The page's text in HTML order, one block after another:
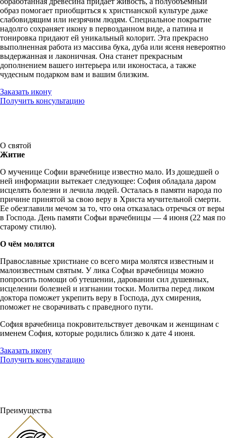
образ помогает приобщиться к христианской культуре даже
слабовидящим или незрячим людям. Специальное покрытие
надолго сохраняет икону в первозданном виде, а патина и
тонировка придают ей уникальный колорит. Эта прекрасно
выполненная работа из массива бука, дуба или ясеня невероятно
выдержанная и лаконичная. Она станет прекрасным
дополнением вашего интерьера или иконостаса, а также
чудесным подарком вам и вашим близким.
Заказать икону
Получить консультацию
О святой
Житие
О мученице Софии врачебнице известно мало. Из дошедшей о
ней информации вытекает следующее: София обладала даром
исцелять болезни и лечила людей. Осталась в памяти народа по
причине принятой за свою веру в Христа мучительной смерти.
Ее обезглавили мечом за то, что она отказалась отречься от веры
в Господа. День памяти Софьи врачебницы — 4 июня (22 мая по
старому стилю).
О чём молятся
Православные христиане со всего мира молятся известным и
малоизвестным святым. У лика Софьи врачебницы можно
попросить помощи об утешении, даровании сил душевных,
исцелении болезней и изгнании тоски. Молитва перед ликом
доктора поможет укрепить веру в Господа, дух смирения,
поможет не сворачивать с праведного пути.
София врачебница покровительствует девочкам и женщинам с
именем София, которые родились близко к дате 4 июня.
Заказать икону
Получить консультацию
Преимущества